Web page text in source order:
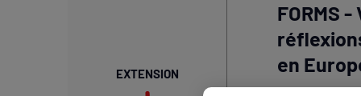
EXTENSION
FORMS
en